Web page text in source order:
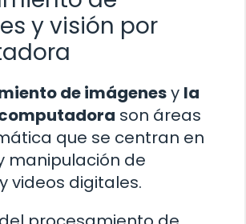
y visión por
de imágenesy la
son áreas
que se centran en
manipulación de
videos digitales.